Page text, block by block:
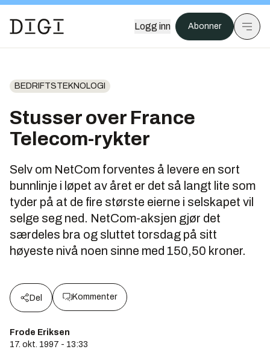
Logg inn Abonner
BEDRIFTSTEKNOLOGI
Stusser over France
Telecom-rykter
Selv om NetCom forventes å levere en sort
bunnlinje i løpet av året er det så langt lite som
tyder på at de fire største eierne i selskapet vil
selge seg ned. NetCom-aksjen gjør det
særdeles bra og sluttet torsdag på sitt
høyeste nivå noen sinne med 150,50 kroner.
Del Kommenter
Frode Eriksen
17. okt. 1997 - 13:33